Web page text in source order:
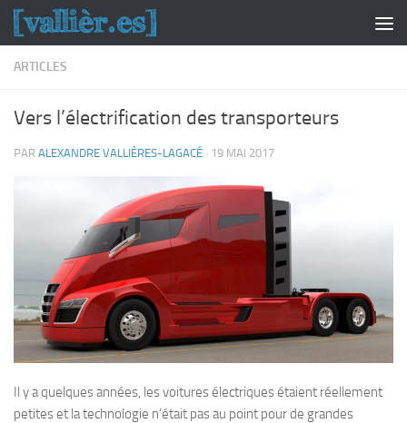
Skip to content
ARTICLES
Vers l’électrification des transporteurs
PAR ALEXANDRE VALLIÈRES-LAGACÉ · 19 MAI 2017
Il y a quelques années, les voitures électriques étaient réellement
petites et la technologie n’était pas au point pour de grandes